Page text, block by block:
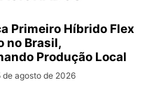
Primeiro Híbrido Flex
no Brasil,
Produção Local
de agosto de 2026